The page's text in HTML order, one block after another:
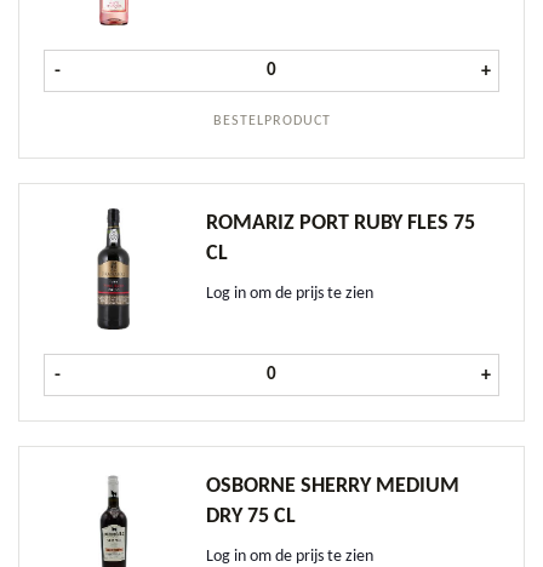
BESTELPRODUCT
- Barefoot White Zinfandel Rosé
+
ROMARIZ PORT RUBY FLES 75
CL
Log in om de prijs te zien
- Romariz Port Ruby fles 75 cl aantal
+
OSBORNE SHERRY MEDIUM
DRY 75 CL
Log in om de prijs te zien